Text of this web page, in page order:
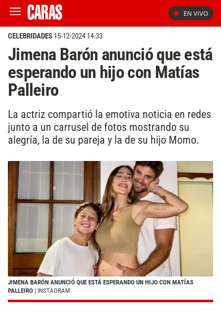
EN VIVO
CELEBRIDADES 15-12-2024 14:33
Jimena Barón anunció que está
esperando un hijo con Matías
Palleiro
La actriz compartió la emotiva noticia en redes
junto a un carrusel de fotos mostrando su
alegría, la de su pareja y la de su hijo Momo.
JIMENA BARÓN ANUNCIÓ QUE ESTÁ ESPERANDO UN HIJO CON MATÍAS
PALLEIRO | INSTAGRAM